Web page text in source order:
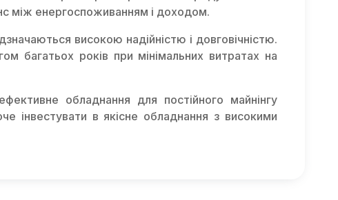
між енергоспоживанням і доходом.
високою надійністю і довговічністю.
багатьох років при мінімальних витратах на
обладнання для постійного майнінгу
інвестувати в якісне обладнання з високими